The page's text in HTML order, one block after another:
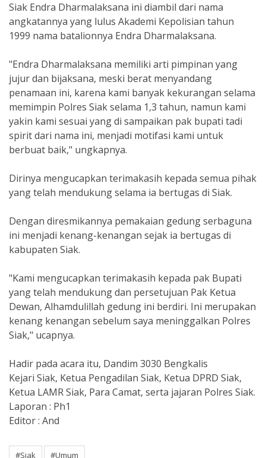
Siak Endra Dharmalaksana ini diambil dari nama
angkatannya yang lulus Akademi Kepolisian tahun
1999 nama batalionnya Endra Dharmalaksana.
"Endra Dharmalaksana memiliki arti pimpinan yang
jujur dan bijaksana, meski berat menyandang
penamaan ini, karena kami banyak kekurangan selama
memimpin Polres Siak selama 1,3 tahun, namun kami
yakin kami sesuai yang di sampaikan pak bupati tadi
spirit dari nama ini, menjadi motifasi kami untuk
berbuat baik," ungkapnya.
Dirinya mengucapkan terimakasih kepada semua pihak
yang telah mendukung selama ia bertugas di Siak.
Dengan diresmikannya pemakaian gedung serbaguna
ini menjadi kenang-kenangan sejak ia bertugas di
kabupaten Siak.
"Kami mengucapkan terimakasih kepada pak Bupati
yang telah mendukung dan persetujuan Pak Ketua
Dewan, Alhamdulillah gedung ini berdiri. Ini merupakan
kenang kenangan sebelum saya meninggalkan Polres
Siak," ucapnya.
Hadir pada acara itu, Dandim 3030 Bengkalis
Kejari Siak, Ketua Pengadilan Siak, Ketua DPRD Siak,
Ketua LAMR Siak, Para Camat, serta jajaran Polres Siak.
Laporan : Ph1
Editor : And
#Siak #Umum